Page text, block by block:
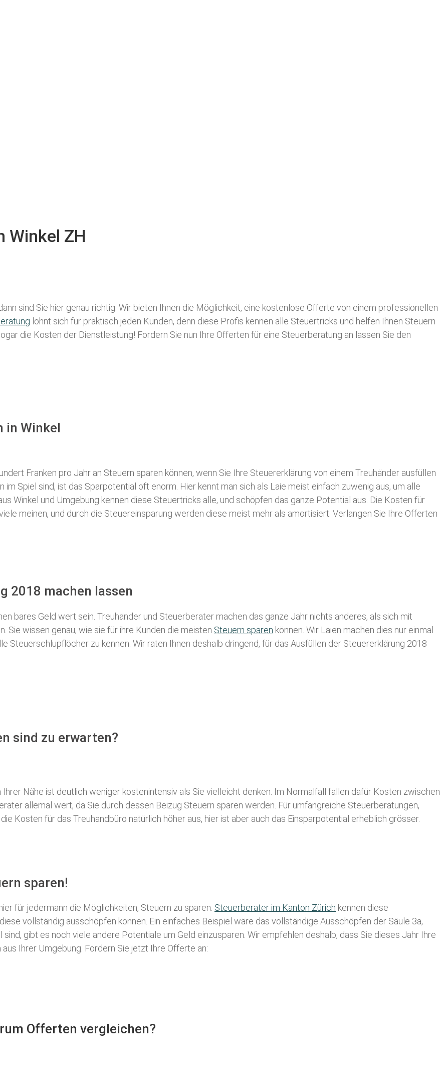
Winkel ZH
sind Sie hier genau richtig. Wir bieten Ihnen die Möglichkeit, eine kostenlose Offerte von einem professionellen
lohnt sich für praktisch jeden Kunden, denn diese Profis kennen alle Steuertricks und helfen Ihnen Steuern
die Kosten der Dienstleistung! Fordern Sie nun Ihre Offerten für eine Steuerberatung an lassen Sie den
in Winkel
Franken pro Jahr an Steuern sparen können, wenn Sie Ihre Steuererklärung von einem Treuhänder ausfüllen
im Spiel sind, ist das Sparpotential oft enorm. Hier kennt man sich als Laie meist einfach zuwenig aus, um alle
Winkel und Umgebung kennen diese Steuertricks alle, und schöpfen das ganze Potential aus. Die Kosten für
meinen, und durch die Steuereinsparung werden diese meist mehr als amortisiert. Verlangen Sie Ihre Offerten
2018 machen lassen
bares Geld wert sein. Treuhänder und Steuerberater machen das ganze Jahr nichts anderes, als sich mit
Sie wissen genau, wie sie für ihre Kunden die meisten Steuern sparen können. Wir Laien machen dies nur einmal
Steuerschlupflöcher zu kennen. Wir raten Ihnen deshalb dringend, für das Ausfüllen der Steuererklärung 2018
sind zu erwarten?
Ihrer Nähe ist deutlich weniger kostenintensiv als Sie vielleicht denken. Im Normalfall fallen dafür Kosten zwischen
allemal wert, da Sie durch dessen Beizug Steuern sparen werden. Für umfangreiche Steuerberatungen,
Kosten für das Treuhandbüro natürlich höher aus, hier ist aber auch das Einsparpotential erheblich grösser.
sparen!
für jedermann die Möglichkeiten, Steuern zu sparen. Steuerberater im K anton Zürich kennen diese
vollständig ausschöpfen können. Ein einfaches Beispiel wäre das vollständige Ausschöpfen der Säule 3a,
gibt es noch viele andere Potentiale um Geld einzusparen. Wir empfehlen deshalb, dass Sie dieses Jahr Ihre
Ihrer Umgebung. Fordern Sie jetzt Ihre Offerte an:
Offerten vergleichen?